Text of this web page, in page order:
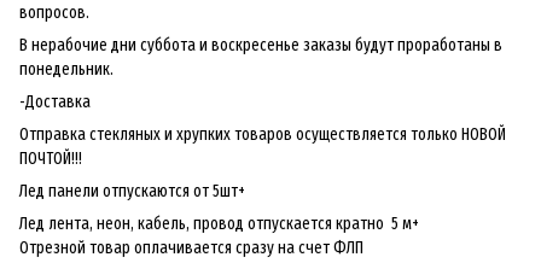
вопросов.
В нерабочие дни суббота и воскресенье заказы будут проработаны в
понедельник.
-Доставка
Отправка стекляных и хрупких товаров осуществляется только НОВОЙ
ПОЧТОЙ!!!
Лед панели отпускаются от 5шт+
Лед лента, неон, кабель, провод отпускается кратно 5 м+
Отрезной товар оплачивается сразу на счет ФЛП